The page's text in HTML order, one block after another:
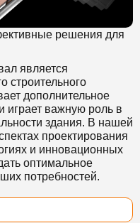
решения для
является
строительного
дополнительное
играет важную роль в
здания. В нашей
проектирования
и инновационных
оптимальное
потребностей.